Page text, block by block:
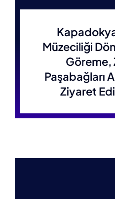
Müzeciliği
Göreme,
Paşabağları
Ziyaret